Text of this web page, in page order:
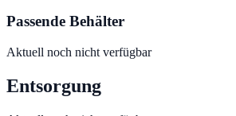
Passende Behälter
Aktuell noch nicht verfügbar
Entsorgung